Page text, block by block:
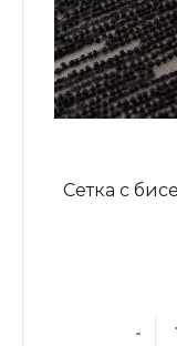
Сетка с
-